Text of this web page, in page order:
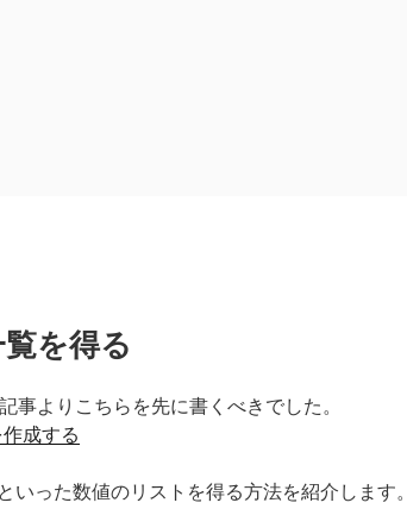
を得る
事よりこちらを先に書くべきでした。
成する
った数値のリストを得る方法を紹介します。